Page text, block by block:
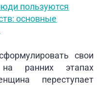
пользуются
основные
свои
ранних этапах
переступает